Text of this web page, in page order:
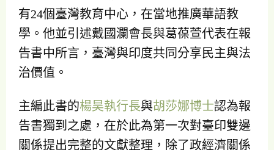
有24個臺灣教育中心，在當地推廣華語教
學。他並引述戴國瀾會長與葛葆萱代表在報
告書中所言，臺灣與印度共同分享民主與法
治價值。
主編此書的楊昊執行長與胡莎娜博士認為報
告書獨到之處，在於此為第一次對臺印雙邊
關係提出完整的文獻整理，除了政經濟關係